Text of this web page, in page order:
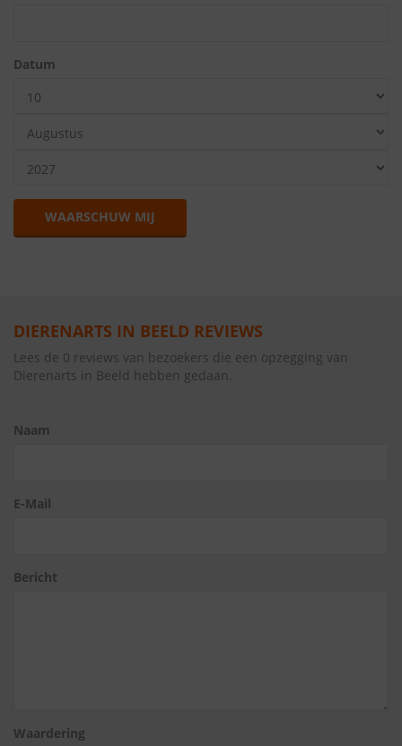
Datum
WAARSCHUW MIJ
DIERENARTS IN BEELD REVIEWS
Lees de 0 reviews van bezoekers die een opzegging van
Dierenarts in Beeld hebben gedaan.
Naam
E-Mail
Bericht
Waardering